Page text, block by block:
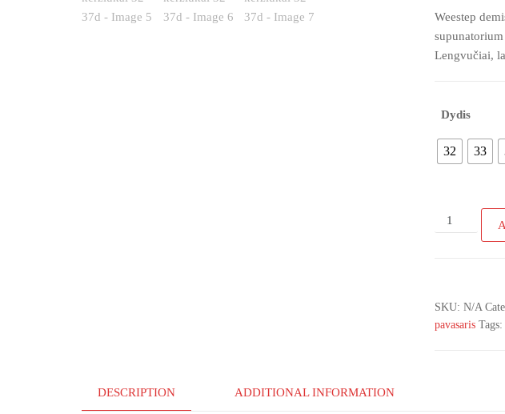
Weestep
Lengvučiai,
Dydis
32 33
R978766252
Weestep
37d
quantity
SKU: N/A
pavasaris Tags:
DESCRIPTION ADDITIONAL INFORMATION